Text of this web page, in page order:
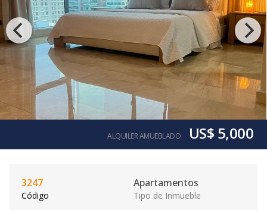
ALQUILER AMUEBLADO US$ 5,000
3247
Código
Apartamentos
Tipo de Inmueble